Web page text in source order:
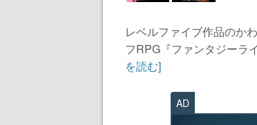
レベルファイブ作品のか
フRPG『ファンタジーラ
を読む]
AD